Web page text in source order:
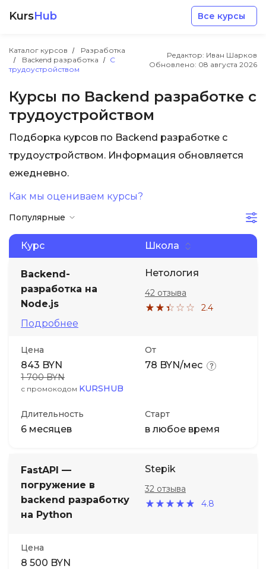
KursHub Все курсы
Каталог курсов
Разработка
Backend разработка
С
трудоустройством
Редактор: Иван Шарков
Обновлено: 08 августа 2026
Курсы по Backend разработке с
трудоустройством
Подборка курсов по Backend разработке с
трудоустройством. Информация обновляется
ежедневно.
Как мы оцениваем курсы?
Популярные
Курс Школа
Backend-
разработка на
Node.js
Подробнее
Нетология
2.4
42 отзыва
Цена
843 BYN
1 700 BYN
с промокодом KURSHUB
От
78 BYN/мес
Длительность
6 месяцев
Старт
в любое время
FastAPI —
погружение в
backend разработку
на Python
Stepik
4.8
32 отзыва
Цена
8 500 BYN
Маркетинг
Дизайн
Менеджмент
Иностранные языки
Soft Skills
ДПО
Детям
Акции и промокоды